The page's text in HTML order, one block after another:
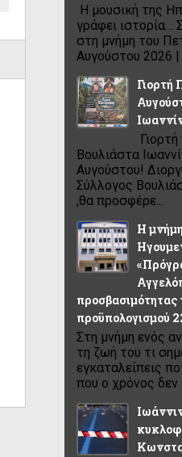
Η μουσική της
γράφει ιστορία…
στη μνήμη του
Αυγούστου 2026 |
Γιορτή
Βουλιάστα
Αυγούστου!
Σύλλογος
,θα προσφέρε...
Η
προϋπολογισμού
Στη μνήμη ενός
τη ζωή του τι
εγκαταλείπεις
που ο χρόνος δεν